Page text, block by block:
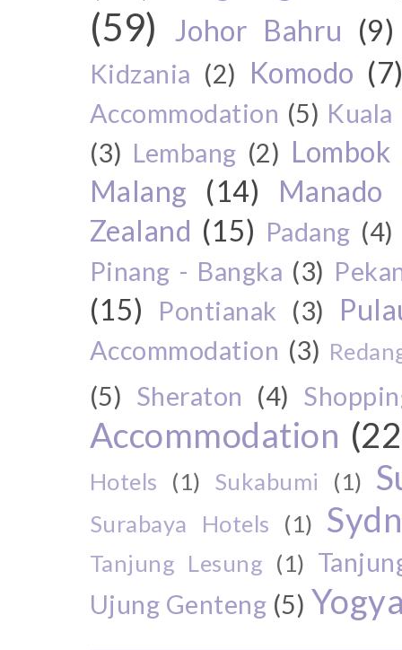
(59) Johor Bahru (9)
Kidzania (2) Komodo
Accommodation (5)
(3) Lembang (2) Lombok
Malang
(14) Manado
Zealand (15) Padang (4)
Pinang - Bangka (3)
(15) Pontianak (3)
Accommodation (3)
(5) Sheraton (4)
Accommodation
Hotels (1) Sukabumi (1)
Surabaya Hotels (1)
Tanjung Lesung (1)
Ujung Genteng (5)